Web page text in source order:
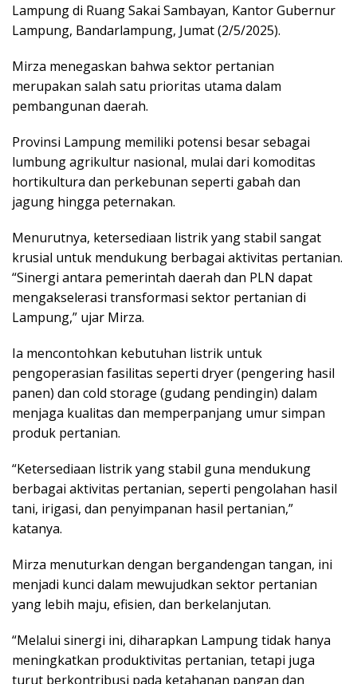
Lampung di Ruang Sakai Sambayan, Kantor Gubernur
Lampung, Bandarlampung, Jumat (2/5/2025).
Mirza menegaskan bahwa sektor pertanian
merupakan salah satu prioritas utama dalam
pembangunan daerah.
Provinsi Lampung memiliki potensi besar sebagai
lumbung agrikultur nasional, mulai dari komoditas
hortikultura dan perkebunan seperti gabah dan
jagung hingga peternakan.
Menurutnya, ketersediaan listrik yang stabil sangat
krusial untuk mendukung berbagai aktivitas pertanian.
“Sinergi antara pemerintah daerah dan PLN dapat
mengakselerasi transformasi sektor pertanian di
Lampung,” ujar Mirza.
Ia mencontohkan kebutuhan listrik untuk
pengoperasian fasilitas seperti dryer (pengering hasil
panen) dan cold storage (gudang pendingin) dalam
menjaga kualitas dan memperpanjang umur simpan
produk pertanian.
“Ketersediaan listrik yang stabil guna mendukung
berbagai aktivitas pertanian, seperti pengolahan hasil
tani, irigasi, dan penyimpanan hasil pertanian,”
katanya.
Mirza menuturkan dengan bergandengan tangan, ini
menjadi kunci dalam mewujudkan sektor pertanian
yang lebih maju, efisien, dan berkelanjutan.
“Melalui sinergi ini, diharapkan Lampung tidak hanya
meningkatkan produktivitas pertanian, tetapi juga
turut berkontribusi pada ketahanan pangan dan